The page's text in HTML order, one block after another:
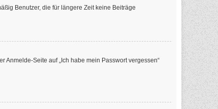
Benutzer, die für längere Zeit keine Beiträge
Anmelde-Seite auf „Ich habe mein Passwort vergessen“